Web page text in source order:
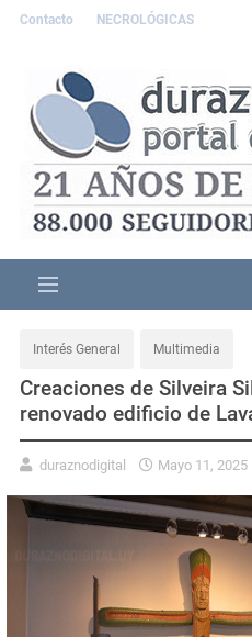
Contacto NECROLÓGICAS
Interés General Multimedia
Creaciones de Silveira
renovado edificio de
duraznodigital Mayo 11, 2025